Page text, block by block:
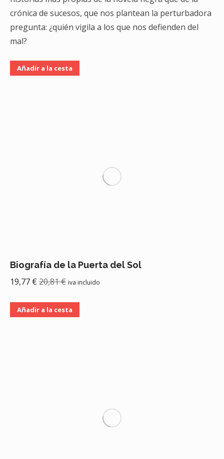
crónica de sucesos, que nos plantean la perturbadora
pregunta: ¿quién vigila a los que nos defienden del
mal?
Añadir a la cesta
Biografía de la Puerta del Sol
19,77 € 20,81€ iva incluido
Añadir a la cesta